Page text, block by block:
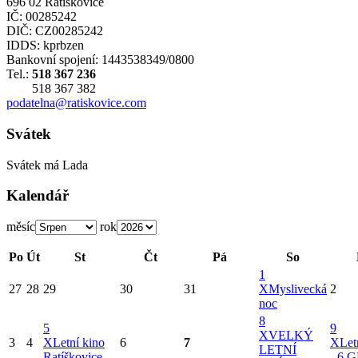
IČ: 00285242
DIČ: CZ00285242
IDDS: kprbzen
Bankovní spojení: 1443538349/0800
Tel.: 518 367 236
518 367 382
podatelna@ratiskovice.com
Svátek
Svátek má Lada
Kalendář
měsíc rok
Po Út St Čt Pá So
27 28 29 30 31
1
XMyslivecká
noc
2
3 4
5
XLetní kino
6 7
8
XVELKÝ
LETNÍ
9
X